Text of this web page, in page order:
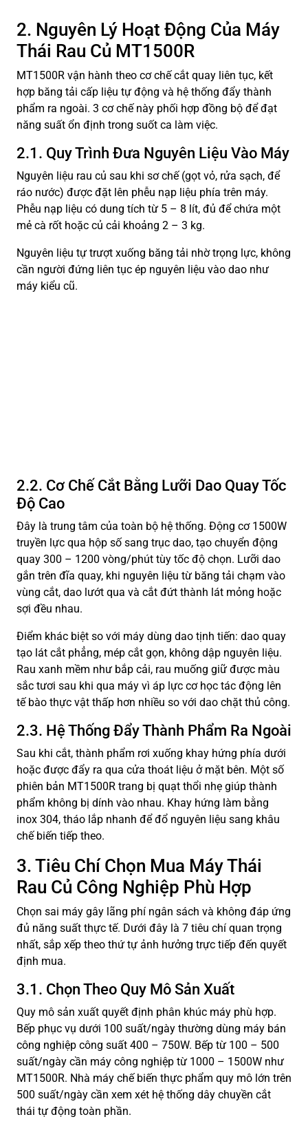
2. Nguyên Lý Hoạt Động Của Máy
Thái Rau Củ MT1500R
MT1500R vận hành theo cơ chế cắt quay liên tục, kết
hợp băng tải cấp liệu tự động và hệ thống đẩy thành
phẩm ra ngoài. 3 cơ chế này phối hợp đồng bộ để đạt
năng suất ổn định trong suốt ca làm việc.
2.1. Quy Trình Đưa Nguyên Liệu Vào Máy
Nguyên liệu rau củ sau khi sơ chế (gọt vỏ, rửa sạch, để
ráo nước) được đặt lên phễu nạp liệu phía trên máy.
Phễu nạp liệu có dung tích từ 5 – 8 lít, đủ để chứa một
mẻ cà rốt hoặc củ cải khoảng 2 – 3 kg.
Nguyên liệu tự trượt xuống băng tải nhờ trọng lực, không
cần người đứng liên tục ép nguyên liệu vào dao như
máy kiểu cũ.
2.2. Cơ Chế Cắt Bằng Lưỡi Dao Quay Tốc
Độ Cao
Đây là trung tâm của toàn bộ hệ thống. Động cơ 1500W
truyền lực qua hộp số sang trục dao, tạo chuyển động
quay 300 – 1200 vòng/phút tùy tốc độ chọn. Lưỡi dao
gắn trên đĩa quay, khi nguyên liệu từ băng tải chạm vào
vùng cắt, dao lướt qua và cắt đứt thành lát mỏng hoặc
sợi đều nhau.
Điểm khác biệt so với máy dùng dao tịnh tiến: dao quay
tạo lát cắt phẳng, mép cắt gọn, không dập nguyên liệu.
Rau xanh mềm như bắp cải, rau muống giữ được màu
sắc tươi sau khi qua máy vì áp lực cơ học tác động lên
tế bào thực vật thấp hơn nhiều so với dao chặt thủ công.
2.3. Hệ Thống Đẩy Thành Phẩm Ra Ngoài
Sau khi cắt, thành phẩm rơi xuống khay hứng phía dưới
hoặc được đẩy ra qua cửa thoát liệu ở mặt bên. Một số
phiên bản MT1500R trang bị quạt thổi nhẹ giúp thành
phẩm không bị dính vào nhau. Khay hứng làm bằng
inox 304, tháo lắp nhanh để đổ nguyên liệu sang khâu
chế biến tiếp theo.
3. Tiêu Chí Chọn Mua Máy Thái
Rau Củ Công Nghiệp Phù Hợp
Chọn sai máy gây lãng phí ngân sách và không đáp ứng
đủ năng suất thực tế. Dưới đây là 7 tiêu chí quan trọng
nhất, sắp xếp theo thứ tự ảnh hưởng trực tiếp đến quyết
định mua.
3.1. Chọn Theo Quy Mô Sản Xuất
Quy mô sản xuất quyết định phân khúc máy phù hợp.
Bếp phục vụ dưới 100 suất/ngày thường dùng máy bán
công nghiệp công suất 400 – 750W. Bếp từ 100 – 500
suất/ngày cần máy công nghiệp từ 1000 – 1500W như
MT1500R. Nhà máy chế biến thực phẩm quy mô lớn trên
500 suất/ngày cần xem xét hệ thống dây chuyền cắt
thái tự động toàn phần.